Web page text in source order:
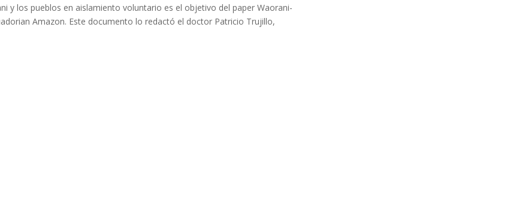
y los pueblos en aislamiento voluntario es el objetivo del paper Waorani-
Amazon. Este documento lo redactó el doctor Patricio Trujillo,